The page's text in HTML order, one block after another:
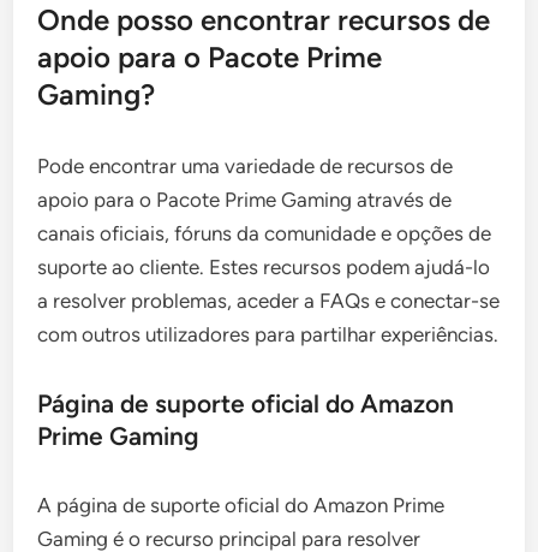
Onde posso encontrar recursos de
apoio para o Pacote Prime
Gaming?
Pode encontrar uma variedade de recursos de
apoio para o Pacote Prime Gaming através de
canais oficiais, fóruns da comunidade e opções de
suporte ao cliente. Estes recursos podem ajudá-lo
a resolver problemas, aceder a FAQs e conectar-se
com outros utilizadores para partilhar experiências.
Página de suporte oficial do Amazon
Prime Gaming
A página de suporte oficial do Amazon Prime
Gaming é o recurso principal para resolver